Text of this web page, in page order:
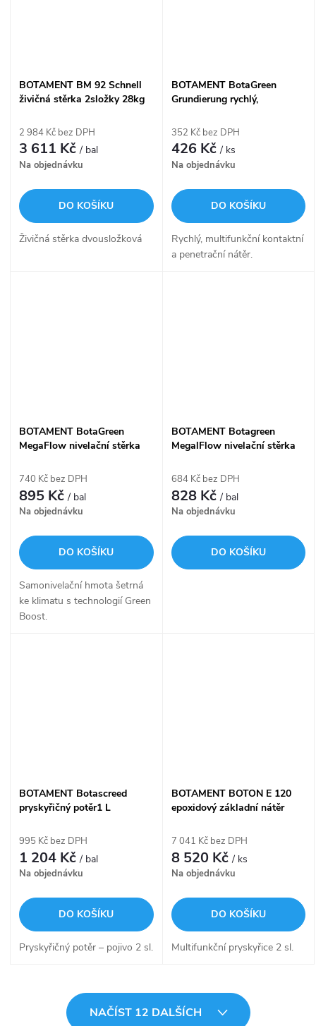
BOTAMENT BM 92 Schnell
živičná stěrka 2složky 28kg
2 984 Kč bez DPH
3 611 Kč/ bal
Na objednávku
DO KOŠÍKU
Živičná stěrka dvousložková
BOTAMENT BotaGreen
Grundierung rychlý,
penetrační nátěr, 1KG
BO.GRUNDIERUNG.1
352 Kč bez DPH
426 Kč/ ks
Na objednávku
DO KOŠÍKU
Rychlý, multifunkční kontaktní
a penetrační nátěr.
BOTAMENT BotaGreen
MegaFlow nivelační stěrka
740 Kč bez DPH
895 Kč/ bal
Na objednávku
DO KOŠÍKU
Samonivelační hmota šetrná
ke klimatu s technologií Green
Boost.
BOTAMENT Botagreen
MegalFlow nivelační stěrka
684 Kč bez DPH
828 Kč/ bal
Na objednávku
DO KOŠÍKU
BOTAMENT Botascreed
pryskyřičný potěr1 L
995 Kč bez DPH
1 204 Kč/ bal
Na objednávku
DO KOŠÍKU
Pryskyřičný potěr – pojivo 2 sl.
BOTAMENT BOTON E 120
epoxidový základní nátěr
7 041 Kč bez DPH
8 520 Kč/ ks
Na objednávku
DO KOŠÍKU
Multifunkční pryskyřice 2 sl.
NAČÍST 12 DALŠÍCH